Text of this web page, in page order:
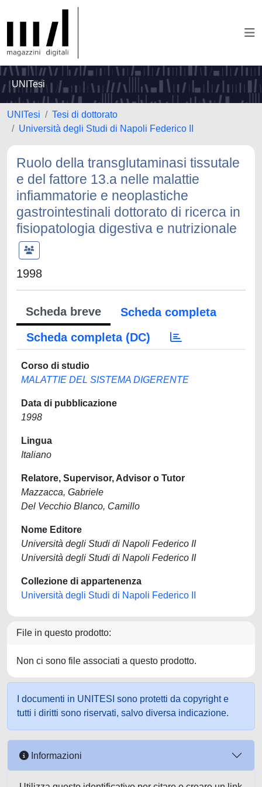
UNITesi
UNITesi
Tesi di dottorato
Università degli Studi di Napoli Federico II
Ruolo della transglutaminasi tissutale
e del fattore 13.a nelle malattie
infiammatorie e neoplastiche
gastrointestinali dottorato di ricerca in
fisiopatologia digestiva e nutrizionale
1998
Scheda breve
Scheda completa
Scheda completa (DC)
Corso di studio
MALATTIE DEL SISTEMA DIGERENTE
Data di pubblicazione
1998
Lingua
Italiano
Relatore, Supervisor, Advisor o Tutor
Mazzacca, Gabriele
Del Vecchio Blanco, Camillo
Nome Editore
Università degli Studi di Napoli Federico II
Università degli Studi di Napoli Federico II
Collezione di appartenenza
Università degli Studi di Napoli Federico II
File in questo prodotto:
Non ci sono file associati a questo prodotto.
I documenti in UNITESI sono protetti da copyright e
tutti i diritti sono riservati, salvo diversa indicazione.
Informazioni